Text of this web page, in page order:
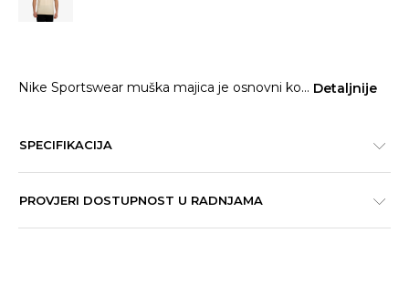
Nike Sportswear muška majica je osnovni ko... Detaljnije
SPECIFIKACIJA
PROVJERI DOSTUPNOST U RADNJAMA